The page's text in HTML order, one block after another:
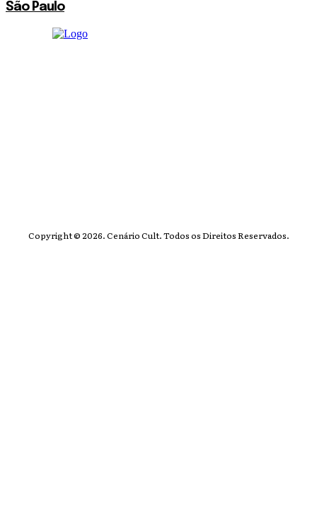
São Paulo
Copyright © 2026. Cenário Cult. Todos os Direitos Reservados.